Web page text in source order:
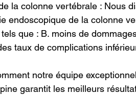
la colonne vertébrale : Nous
endoscopique de la colonne
que : B. moins de
taux de complications
notre équipe
garantit les meilleurs